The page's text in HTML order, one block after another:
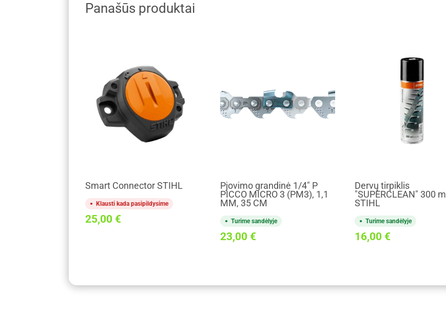
Panašūs produktai
Smart Connector STIHL
Klausti kada pasipildysime
25,00 €
Pjovimo grandinė 1/4" P
PICCO MICRO 3 (PM3), 1,1
MM, 35 CM
Turime sandėlyje
23,00 €
Dervų tirpiklis
"SUPERCLEAN" 300 ml
STIHL
Turime sandėlyje
16,00 €